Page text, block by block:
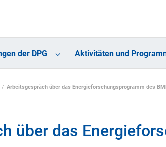
der DPG Aktivitäten und
Arbeitsgespräch über das Energieforschungsprogramm des
über das